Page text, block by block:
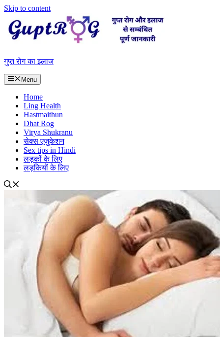
Skip to content
गुप्त रोग का इलाज
Menu
Home
Ling Health
Hastmaithun
Dhat Rog
Virya Shukranu
सेक्स एजुकेशन
Sex tips in Hindi
लड़कों के लिए
लड़कियों के लिए